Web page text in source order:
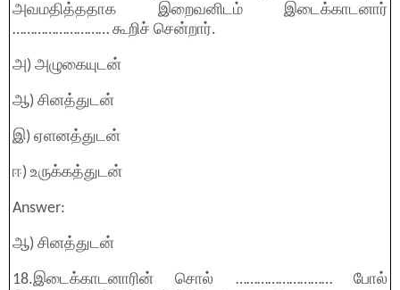
அவமதித்ததாக இறைவனிடம் இடைக்காடனார்
……………………… கூறிச் சென்றார்.
அ) அழுகையுடன்
ஆ) சினத்துடன்
இ) ஏளனத்துடன்
ஈ) உருக்கத்துடன்
Answer:
ஆ) சினத்துடன்
18.இடைக்காடனாரின் சொல் ……………………… போல்